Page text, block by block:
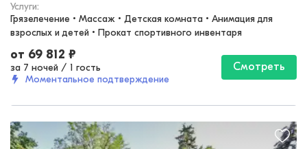
Услуги:
Грязелечение • Массаж • Детская комната • Анимация для
взрослых и детей • Прокат спортивного инвентаря
от 69 812 ₽
за 7 ночей / 1 гость
Моментальное подтверждение
Смотреть